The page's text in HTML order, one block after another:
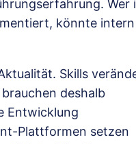
Wer
könnte intern
Skills
deshalb
Entwicklung
Plattformen setzen